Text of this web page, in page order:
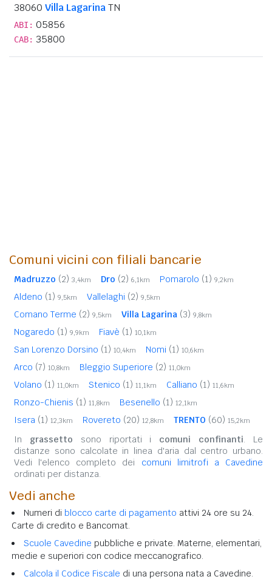
38060 Villa LagarinaTN
ABI: 05856
CAB: 35800
Comuni vicini con filiali bancarie
Madruzzo (2) 3,4km Dro (2) 6,1km Pomarolo (1) 9,2km
Aldeno (1) 9,5km Vallelaghi (2) 9,5km
Comano Terme (2) 9,5km Villa Lagarina (3) 9,8km
Nogaredo (1) 9,9km Fiavè (1) 10,1km
San Lorenzo Dorsino (1) 10,4km Nomi (1) 10,6km
Arco (7) 10,8km Bleggio Superiore (2) 11,0km
Volano (1) 11,0km Stenico (1) 11,1km Calliano (1) 11,6km
Ronzo-Chienis (1) 11,8km Besenello (1) 12,1km
Isera (1) 12,3km Rovereto (20) 12,8km TRENTO (60) 15,2km
In grassetto sono riportati i comuni confinanti. Le
distanze sono calcolate in linea d'aria dal centro urbano.
Vedi l'elenco completo dei comuni limitrofi a Cavedine
ordinati per distanza.
Vedi anche
Numeri di blocco carte di pagamento attivi 24 ore su 24.
Carte di credito e Bancomat.
Scuole Cavedine pubbliche e private. Materne, elementari,
medie e superiori con codice meccanografico.
Calcola il Codice Fiscale di una persona nata a Cavedine.